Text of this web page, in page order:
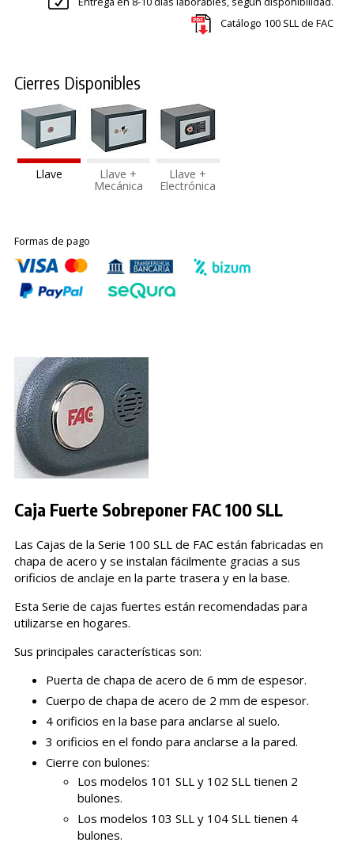
Catálogo 100 SLL de FAC
Cierres Disponibles
Llave Llave +
Mecánica
Llave +
Electrónica
Formas de pago
Caja Fuerte Sobreponer FAC 100 SLL
Las Cajas de la Serie 100 SLL de FAC están fabricadas en
chapa de acero y se instalan fácilmente gracias a sus
orificios de anclaje en la parte trasera y en la base.
Esta Serie de cajas fuertes están recomendadas para
utilizarse en hogares.
Sus principales características son:
Puerta de chapa de acero de 6 mm de espesor.
Cuerpo de chapa de acero de 2 mm de espesor.
4 orificios en la base para anclarse al suelo.
3 orificios en el fondo para anclarse a la pared.
Cierre con bulones:
Los modelos 101 SLL y 102 SLL tienen 2
bulones.
Los modelos 103 SLL y 104 SLL tienen 4
bulones.